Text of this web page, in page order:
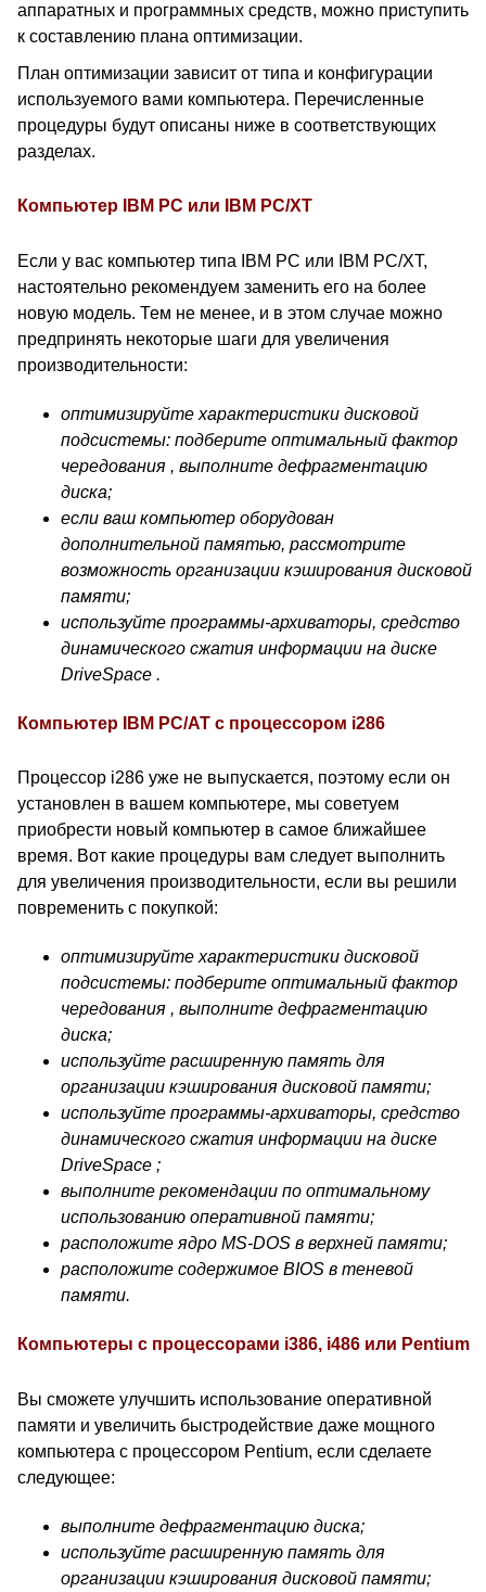
аппаратных и программных средств, можно приступить
к составлению плана оптимизации.
План оптимизации зависит от типа и конфигурации
используемого вами компьютера. Перечисленные
процедуры будут описаны ниже в соответствующих
разделах.
Компьютер IBM PC или IBM PC/XT
Если у вас компьютер типа IBM PC или IBM PC/XT,
настоятельно рекомендуем заменить его на более
новую модель. Тем не менее, и в этом случае можно
предпринять некоторые шаги для увеличения
производительности:
оптимизируйте характеристики дисковой
подсистемы: подберите оптимальный фактор
чередования , выполните дефрагментацию
диска;
если ваш компьютер оборудован
дополнительной памятью, рассмотрите
возможность организации кэширования дисковой
памяти;
используйте программы-архиваторы, средство
динамического сжатия информации на диске
DriveSpace .
Компьютер IBM PC/AT с процессором i286
Процессор i286 уже не выпускается, поэтому если он
установлен в вашем компьютере, мы советуем
приобрести новый компьютер в самое ближайшее
время. Вот какие процедуры вам следует выполнить
для увеличения производительности, если вы решили
повременить с покупкой:
оптимизируйте характеристики дисковой
подсистемы: подберите оптимальный фактор
чередования , выполните дефрагментацию
диска;
используйте расширенную память для
организации кэширования дисковой памяти;
используйте программы-архиваторы, средство
динамического сжатия информации на диске
DriveSpace ;
выполните рекомендации по оптимальному
использованию оперативной памяти;
расположите ядро MS-DOS в верхней памяти;
расположите содержимое BIOS в теневой
памяти.
Компьютеры с процессорами i386, i486 или Pentium
Вы сможете улучшить использование оперативной
памяти и увеличить быстродействие даже мощного
компьютера с процессором Pentium, если сделаете
следующее:
выполните дефрагментацию диска;
используйте расширенную память для
организации кэширования дисковой памяти;